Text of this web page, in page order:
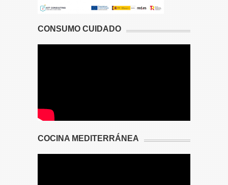
CONSUMO CUIDADO
COCINA MEDITERRÁNEA